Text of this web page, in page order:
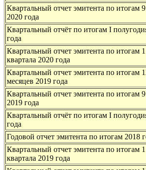
Квартальный отчет эмитента по итогам
2020 года
Квартальный отчёт по итогам I
года
Квартальный отчет эмитента по итогам 1
квартала 2020 года
Квартальный отчет эмитента по итогам
месяцев 2019 года
Квартальный отчет эмитента по итогам
2019 года
Квартальный отчёт по итогам I
года
Годовой отчет эмитента по итогам 2018
Квартальный отчет эмитента по итогам 1
квартала 2019 года